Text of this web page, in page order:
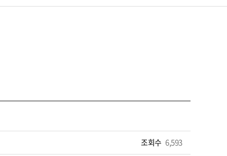
조회수 6,593